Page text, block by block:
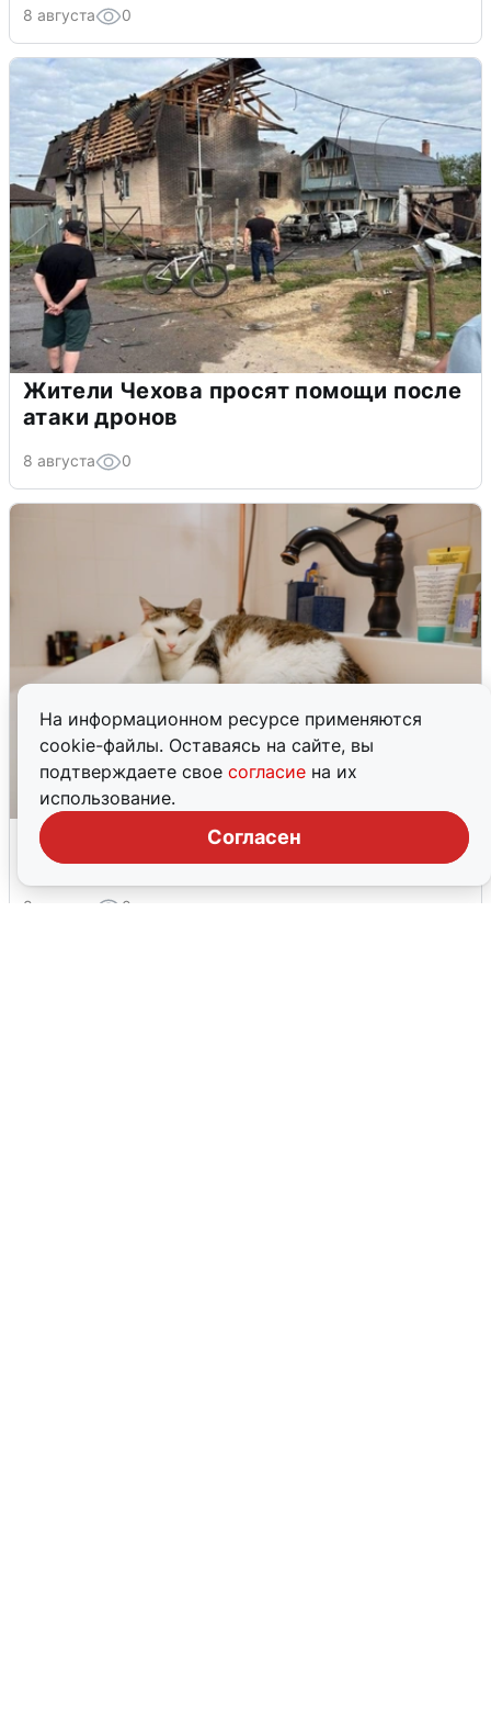
На информационном ресурсе применяются
cookie-файлы. Оставаясь на сайте, вы
подтверждаете свое согласие на их
использование.
Согласен
8 августа 0
Жители Чехова просят помощи после
атаки дронов
8 августа 0
Екатеринбуржцам объяснили, когда
вернут воду
8 августа 0